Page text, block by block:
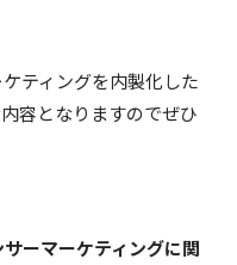
ティングを内製化した
容となりますのでぜひ
ーマーケティングに関